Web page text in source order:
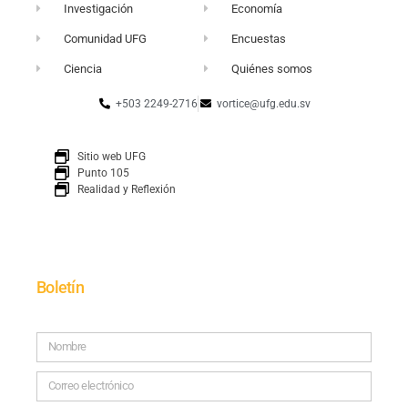
Investigación
Comunidad UFG
Ciencia
Economía
Encuestas
Quiénes somos
+503 2249-2716 vortice@ufg.edu.sv
Sitio web UFG
Punto 105
Realidad y Reflexión
Boletín